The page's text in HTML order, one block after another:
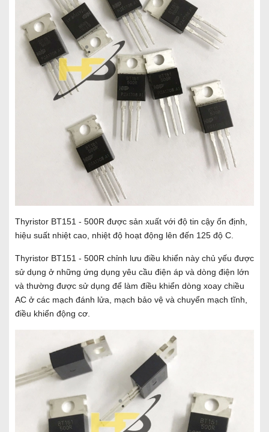
Thyristor BT151 - 500R được sản xuất với độ tin cậy ổn định,
hiệu suất nhiệt cao, nhiệt độ hoạt động lên đến 125 độ C.
Thyristor BT151 - 500R chỉnh lưu điều khiển này chủ yếu được
sử dụng ở những ứng dụng yêu cầu điện áp và dòng điện lớn
và thường được sử dụng để làm điều khiển dòng xoay chiều
AC ở các mạch đánh lửa, mạch bảo vệ và chuyển mạch tĩnh,
điều khiển động cơ.